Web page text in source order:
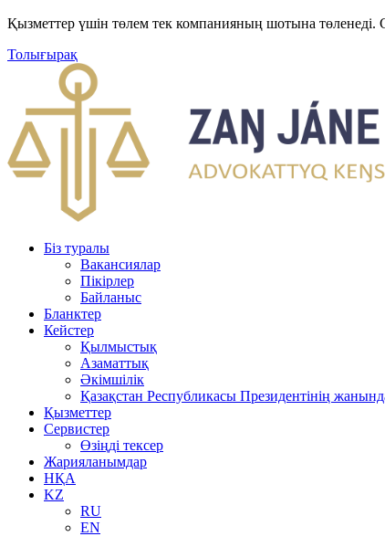
Қызметтер үшін төлем тек компанияның шотына
Толығырақ
Біз туралы
Вакансиялар
Пікірлер
Байланыс
Бланктер
Кейстер
Қылмыстық
Азаматтық
Әкімшілік
Қазақстан Республикасы Президентінің
Қызметтер
Сервистер
Өзіңді тексер
Жарияланымдар
НҚА
KZ
RU
EN